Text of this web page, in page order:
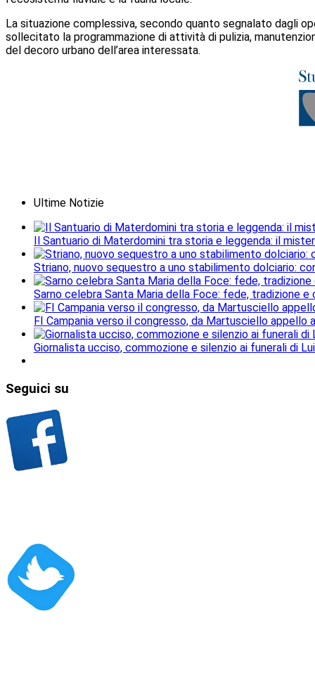
La situazione complessiva, secondo quanto segnalato dagli
sollecitato la programmazione di attività di pulizia,
del decoro urbano dell’area interessata.
Ultime Notizie
Il Santuario di Materdomini tra storia e leggenda: il
Striano, nuovo sequestro a uno stabilimento dolciario:
Sarno celebra Santa Maria della Foce: fede, tradizione
FI Campania verso il congresso, da Martusciello appello
Giornalista ucciso, commozione e silenzio ai funerali di
Seguici su